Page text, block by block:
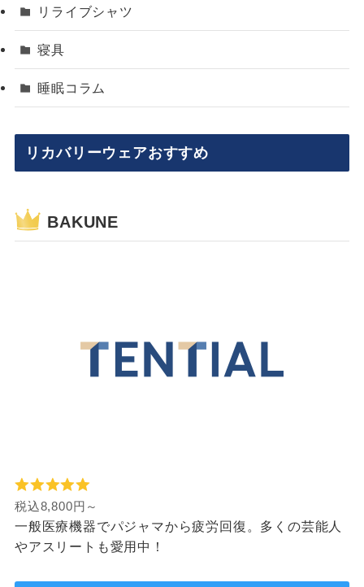
リライブシャツ
寝具
睡眠コラム
リカバリーウェアおすすめ
BAKUNE
税込8,800円～
一般医療機器でパジャマから疲労回復。多くの芸能人
やアスリートも愛用中！